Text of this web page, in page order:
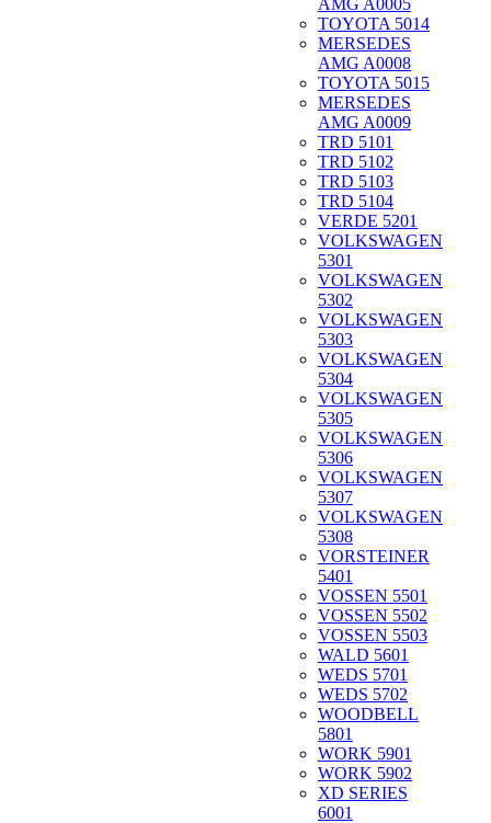
AMG A0005
TOYOTA 5014
MERSEDES
AMG A0008
TOYOTA 5015
MERSEDES
AMG A0009
TRD 5101
TRD 5102
TRD 5103
TRD 5104
VERDE 5201
VOLKSWAGEN
5301
VOLKSWAGEN
5302
VOLKSWAGEN
5303
VOLKSWAGEN
5304
VOLKSWAGEN
5305
VOLKSWAGEN
5306
VOLKSWAGEN
5307
VOLKSWAGEN
5308
VORSTEINER
5401
VOSSEN 5501
VOSSEN 5502
VOSSEN 5503
WALD 5601
WEDS 5701
WEDS 5702
WOODBELL
5801
WORK 5901
WORK 5902
XD SERIES
6001